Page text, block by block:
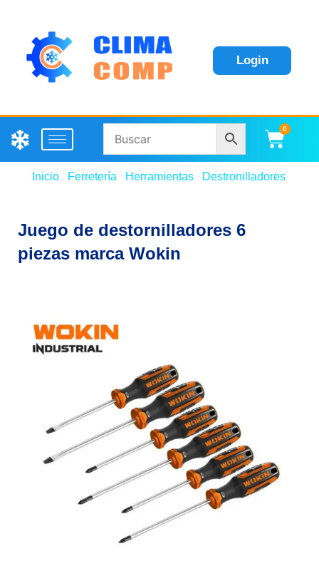
Login
0
Inicio Ferretería Herramientas Destronilladores
Juego de destornilladores 6
piezas marca Wokin